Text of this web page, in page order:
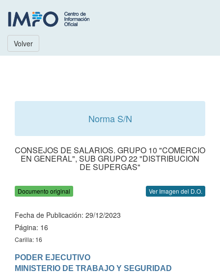
Volver
Norma S/N
CONSEJOS DE SALARIOS. GRUPO 10 "COMERCIO
EN GENERAL", SUB GRUPO 22 "DISTRIBUCION
DE SUPERGAS"
Documento original Ver Imagen del D.O.
Fecha de Publicación: 29/12/2023
Página: 16
Carilla: 16
PODER EJECUTIVO
MINISTERIO DE TRABAJO Y SEGURIDAD